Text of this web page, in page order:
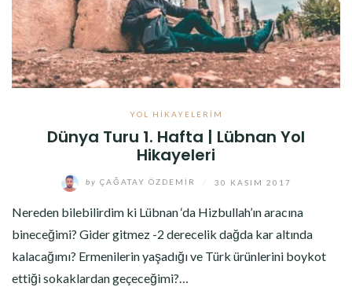
YOL HIKAYELERIM
Dünya Turu 1. Hafta | Lübnan Yol
Hikayeleri
by ÇAĞATAY ÖZDEMIR 30 KASIM 2017
Nereden bilebilirdim ki Lübnan ‘da Hizbullah’ın aracına
bineceğimi? Gider gitmez -2 derecelik dağda kar altında
kalacağımı? Ermenilerin yaşadığı ve Türk ürünlerini boykot
ettiği sokaklardan geçeceğimi?…